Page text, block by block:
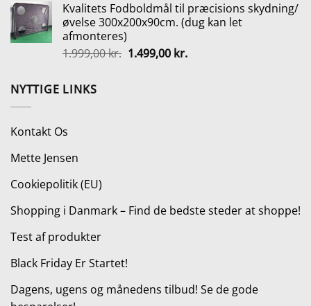
pris
var:
265,00 kr..
pris
er:
Kvalitets Fodboldmål til præcisions skydning/
øvelse 300x200x90cm. (dug kan let
afmonteres)
1.999,00kr. Den
1.499,00 kr.Den
NYTTIGE LINKS
Kontakt Os
Mette Jensen
Cookiepolitik (EU)
Shopping i Danmark – Find de bedste steder at shoppe!
Test af produkter
Black Friday Er Startet!
Dagens, ugens og månedens tilbud! Se de gode